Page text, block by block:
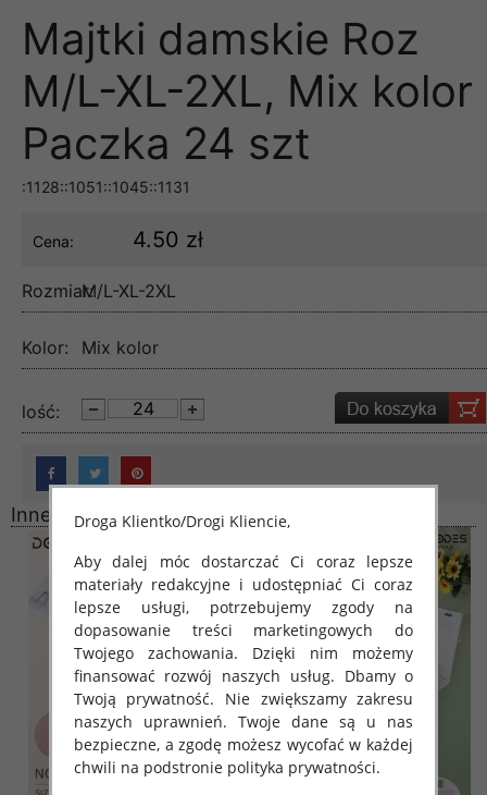
Majtki damskie Roz
M/L-XL-2XL, Mix kolor
Paczka 24 szt
:1128::1051::1045::1131
Cena: 4.50 zł
Rozmiar:M/L-XL-2XL
Kolor: Mix kolor
lość:
Inne produktyDroga Klientko/Drogi Kliencie,
Aby dalej móc dostarczać Ci coraz lepsze
materiały redakcyjne i udostępniać Ci coraz
lepsze usługi, potrzebujemy zgody na
dopasowanie treści marketingowych do
Twojego zachowania. Dzięki nim możemy
finansować rozwój naszych usług. Dbamy o
Twoją prywatność. Nie zwiększamy zakresu
naszych uprawnień. Twoje dane są u nas
bezpieczne, a zgodę możesz wycofać w każdej
chwili na podstronie polityka prywatności.